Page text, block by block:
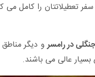
تعطیلاتتان را کامل می
در رامسرو دیگر مناطق
عالی می باشند.